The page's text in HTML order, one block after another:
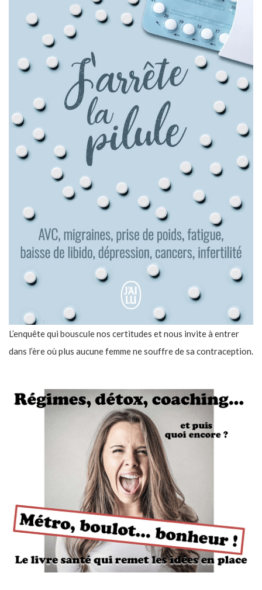
L’enquête qui bouscule nos certitudes et nous invite à entrer
dans l’ère où plus aucune femme ne souffre de sa contraception.